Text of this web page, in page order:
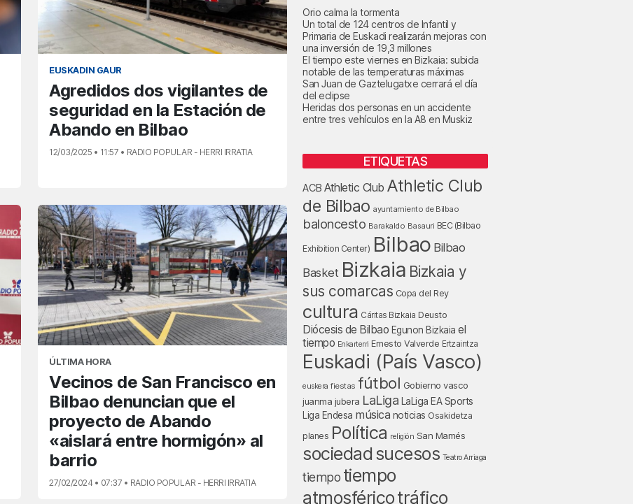
EUSKADIN GAUR
Agredidos dos vigilantes de
seguridad en la Estación de
Abando en Bilbao
12/03/2025 • 11:57 • RADIO POPULAR - HERRI IRRATIA
ÚLTIMA HORA
Vecinos de San Francisco en
Bilbao denuncian que el
proyecto de Abando
«aislará entre hormigón» al
barrio
27/02/2024 • 07:37 • RADIO POPULAR - HERRI IRRATIA
Orio calma la tormenta
Un total de 124 centros de Infantil y
Primaria de Euskadi realizarán mejoras con
una inversión de 19,3 millones
El tiempo este viernes en Bizkaia: subida
notable de las temperaturas máximas
San Juan de Gaztelugatxe cerrará el día
del eclipse
Heridas dos personas en un accidente
entre tres vehículos en la A8 en Muskiz
ETIQUETAS
ACB Athletic Club Athletic Club
de Bilbao ayuntamiento de Bilbao
baloncesto Barakaldo Basauri BEC (Bilbao
Exhibition Center) Bilbao Bilbao
Basket Bizkaia Bizkaia y
sus comarcas Copa del Rey
cultura Cáritas Bizkaia Deusto
Diócesis de Bilbao Egunon Bizkaia el
tiempo Enkarterri Ernesto Valverde Ertzaintza
Euskadi (País Vasco)
euskera fiestas fútbol Gobierno vasco
juanma jubera LaLiga LaLiga EA Sports
Liga Endesa música noticias Osakidetza
planes Política religión San Mamés
sociedad sucesos Teatro Arriaga
tiempo tiempo
atmosféricotráfico